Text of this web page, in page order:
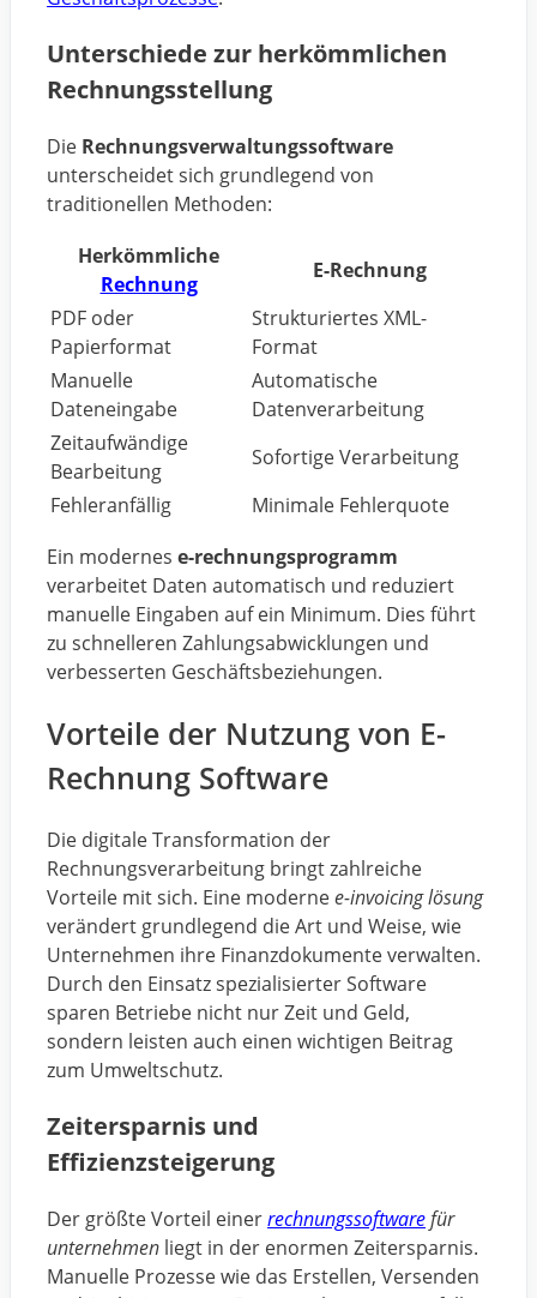
Unterschiede zur herkömmlichen
Rechnungsstellung
Die Rechnungsverwaltungssoftware
unterscheidet sich grundlegend von
traditionellen Methoden:
Herkömmliche
Rechnung
E-Rechnung
PDF oder
Papierformat
Strukturiertes XML-
Format
Manuelle
Dateneingabe
Automatische
Datenverarbeitung
Zeitaufwändige
Bearbeitung
Sofortige Verarbeitung
Fehleranfällig
Minimale Fehlerquote
Ein modernes e-rechnungsprogramm
verarbeitet Daten automatisch und reduziert
manuelle Eingaben auf ein Minimum. Dies führt
zu schnelleren Zahlungsabwicklungen und
verbesserten Geschäftsbeziehungen.
Vorteile der Nutzung von E-
Rechnung Software
Die digitale Transformation der
Rechnungsverarbeitung bringt zahlreiche
Vorteile mit sich. Eine modernee-invoicing lösung
verändert grundlegend die Art und Weise, wie
Unternehmen ihre Finanzdokumente verwalten.
Durch den Einsatz spezialisierter Software
sparen Betriebe nicht nur Zeit und Geld,
sondern leisten auch einen wichtigen Beitrag
zum Umweltschutz.
Zeitersparnis und
Effizienzsteigerung
Der größte Vorteil einerrechnungssoftwarefür
unternehmen liegt in der enormen Zeitersparnis.
Manuelle Prozesse wie das Erstellen, Versenden